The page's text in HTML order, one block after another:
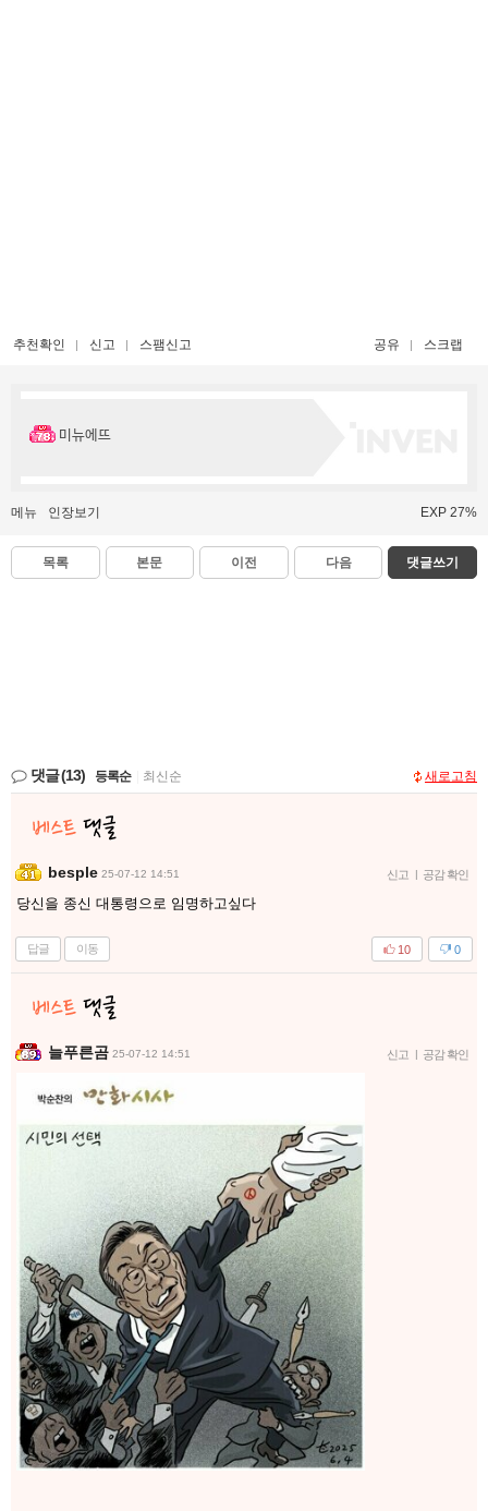
추천확인 신고 스팸신고 공유 스크랩
미뉴에뜨
메뉴 인장보기 EXP 27%
목록 본문 이전 다음 댓글쓰기
댓글(13) 등록순 최신순 새로고침
besple 25-07-12 14:51 신고 | 공감 확인
당신을 종신 대통령으로 임명하고싶다
답글 이동 0
10
늘푸른곰 25-07-12 14:51 신고 | 공감 확인